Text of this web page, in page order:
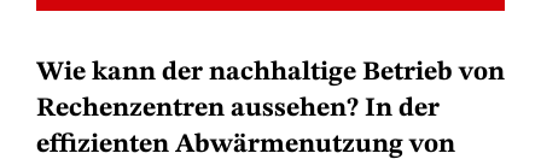
Wie kann der nachhaltige Betrieb von
Rechenzentren aussehen? In der
effizienten Abwärmenutzung von